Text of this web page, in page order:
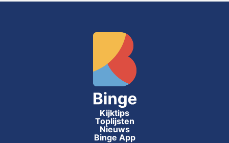
Kijktips
Toplijsten
Nieuws
Binge App